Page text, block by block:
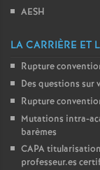
AESH
LA CARRIÈRE ET
Rupture
Des questions sur
Rupture
Mutations intra-
barèmes
CAPA
professeur.es